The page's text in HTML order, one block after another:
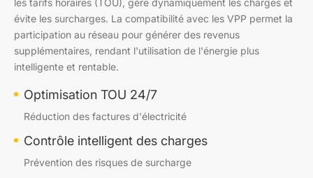
les tarifs horaires (TOU), gère dynamiquement les charges et
évite les surcharges. La compatibilité avec les VPP permet la
participation au réseau pour générer des revenus
supplémentaires, rendant l'utilisation de l'énergie plus
intelligente et rentable.
Optimisation TOU 24/7
Réduction des factures d'électricité
Contrôle intelligent des charges
Prévention des risques de surcharge